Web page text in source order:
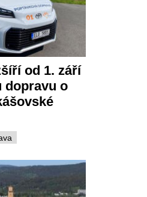
od 1. září
dopravu o